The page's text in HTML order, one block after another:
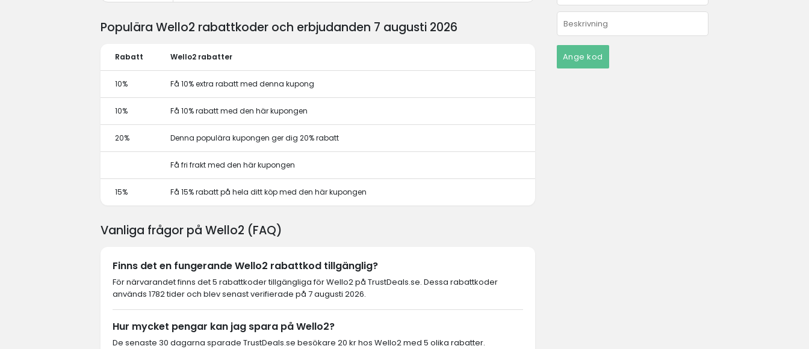
Ange kod
Populära Wello2 rabattkoder och erbjudanden 7 augusti 2026
Rabatt Wello2 rabatter
10% Få 10% extra rabatt med denna kupong
10% Få 10% rabatt med den här kupongen
20% Denna populära kupongen ger dig 20% rabatt
Få fri frakt med den här kupongen
15% Få 15% rabatt på hela ditt köp med den här kupongen
Vanliga frågor på Wello2 (FAQ)
Finns det en fungerande Wello2 rabattkod tillgänglig?
För närvarandet finns det 5 rabattkoder tillgängliga för Wello2 på TrustDeals.se. Dessa rabattkoder
används 1782 tider och blev senast verifierade på 7 augusti 2026.
Hur mycket pengar kan jag spara på Wello2?
De senaste 30 dagarna sparade TrustDeals.se besökare 20 kr hos Wello2 med 5 olika rabatter.